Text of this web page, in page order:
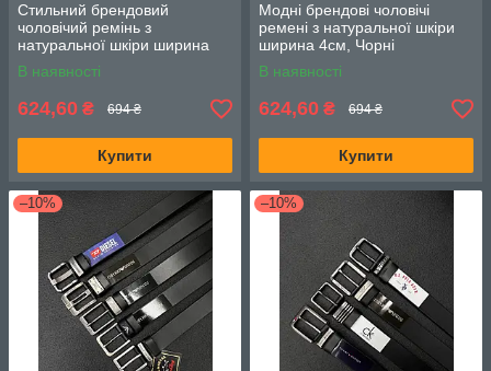
Стильний брендовий
чоловічий ремінь з
натуральної шкіри ширина
4см, Чорний
В наявності
624,60 ₴ 694 ₴
Купити
Модні брендові чоловічі
ремені з натуральної шкіри
ширина 4см, Чорні
В наявності
624,60 ₴ 694 ₴
Купити
–10% –10%